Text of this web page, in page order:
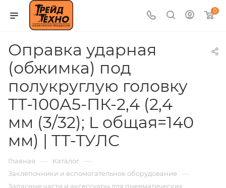
0
Оправка ударная
(обжимка) под
полукруглую головку
ТТ-100А5-ПК-2,4 (2,4
мм (3/32); L общая=140
мм) | ТТ-ТУЛС
Главная — Каталог —
Заклепочники и вспомогательное оборудование —
Запасные части и аксессуары для пневматических